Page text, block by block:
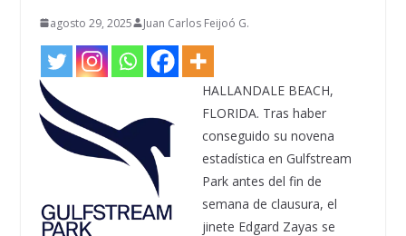
agosto 29, 2025 Juan Carlos Feijoó G.
HALLANDALE BEACH,
FLORIDA. Tras haber
conseguido su novena
estadística en Gulfstream
Park antes del fin de
semana de clausura, el
jinete Edgard Zayas se